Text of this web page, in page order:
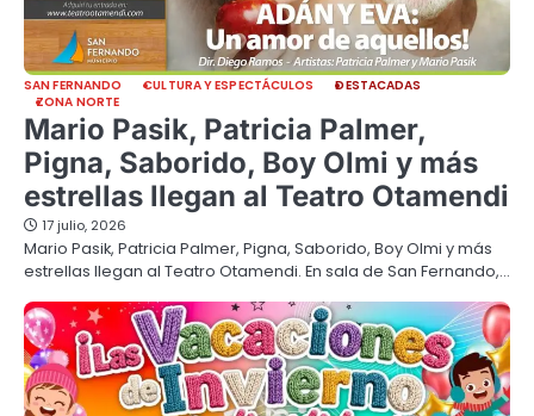
SAN FERNANDO CULTURA Y ESPECTÁCULOS
DESTACADAS
ZONA NORTE
Mario Pasik, Patricia Palmer,
Pigna, Saborido, Boy Olmi y más
estrellas llegan al Teatro Otamendi
17 julio, 2026
Mario Pasik, Patricia Palmer, Pigna, Saborido, Boy Olmi y más
estrellas llegan al Teatro Otamendi. En sala de San Fernando,…